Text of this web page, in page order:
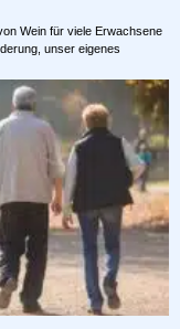
Wein für viele Erwachsene
unser eigenes